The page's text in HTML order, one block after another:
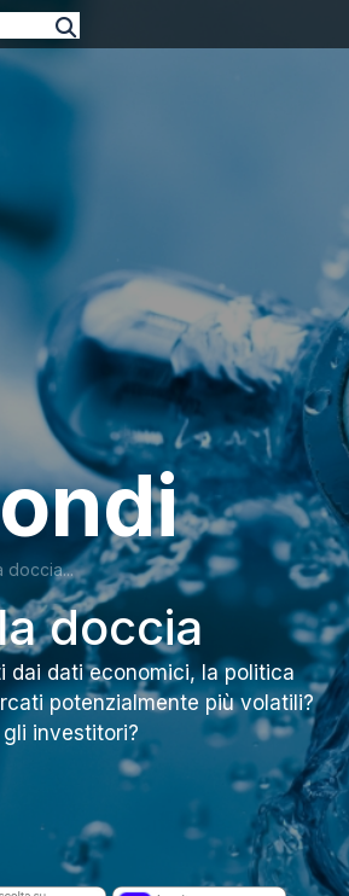
doccia...
doccia
dai dati economici, la politica
potenzialmente più volatili?
investitori?